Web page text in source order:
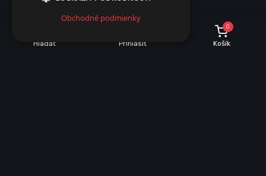
Hľadať Prihlásiť
0
Košík
Obchodné podmienky